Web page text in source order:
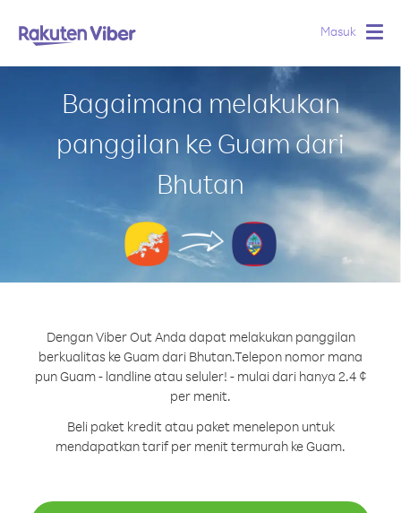
Masuk
Bagaimana melakukan
panggilan ke Guam dari
Bhutan
Dengan Viber Out Anda dapat melakukan panggilan
berkualitas ke Guam dari Bhutan.Telepon nomor mana
pun Guam - landline atau seluler! - mulai dari hanya 2.4 ¢
per menit.
Beli paket kredit atau paket menelepon untuk
mendapatkan tarif per menit termurah ke Guam.